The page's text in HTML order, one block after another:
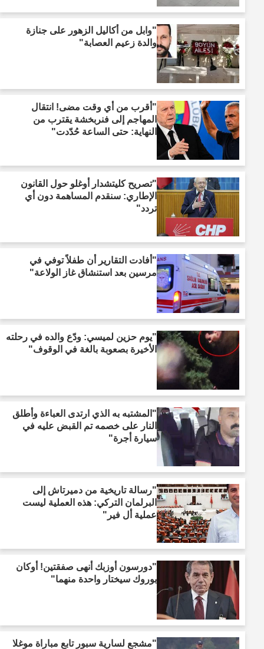
"وابل من أكاليل الزهور على جنازة
والدة زعيم العصابة"
"أقرب من أي وقت مضى! انتقال
المهاجم إلى فنربخشة يقترب من
النهاية: حتى الساعة حُدّدت"
"تصريح كليتشدار أوغلو حول القانون
الإطاري: سنقدم المساهمة دون أي
تردد"
"أفادت التقارير أن طفلاً توفي في
مرسين بعد استنشاق غاز الولاعة"
"يوم حزين لميسي: ودّع والده في رحلته
الأخيرة بصعوبة بالغة في الوقوف"
"المشتبه به الذي ارتدى العباءة وأطلق
النار على خصمه تم القبض عليه في
سيارة أجرة"
"رسالة تاريخية من دميرتاش إلى
البرلمان التركي: هذه العملية ليست
عملية أل فير"
"دورسون أوزبك أنهى صفقتين! أوكان
بوروك سيختار واحدة منهما"
"مشجع لسارية سبور تابع مباراة موغلا